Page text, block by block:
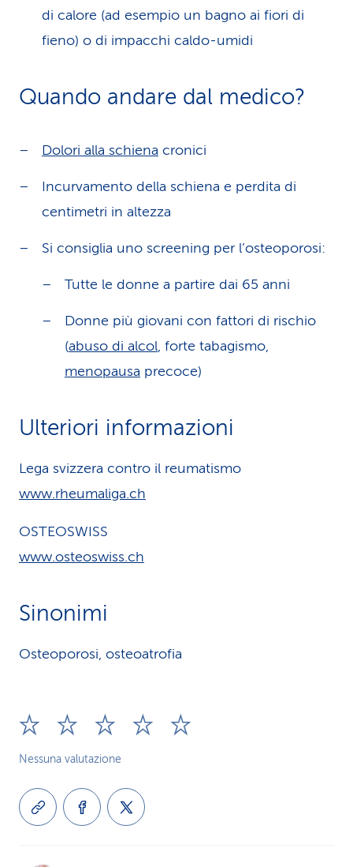
di calore (ad esempio un bagno ai fiori di
fieno) o di impacchi caldo-umidi
Quando andare dal medico?
Dolori alla schiena cronici
Incurvamento della schiena e perdita di
centimetri in altezza
Si consiglia uno screening per l’osteoporosi:
Tutte le donne a partire dai 65 anni
Donne più giovani con fattori di rischio
(abuso di alcol, forte tabagismo,
menopausa precoce)
Ulteriori informazioni
Lega svizzera contro il reumatismo
www.rheumaliga.ch
OSTEOSWISS
www.osteoswiss.ch
Sinonimi
Osteoporosi, osteoatrofia
Nessuna valutazione